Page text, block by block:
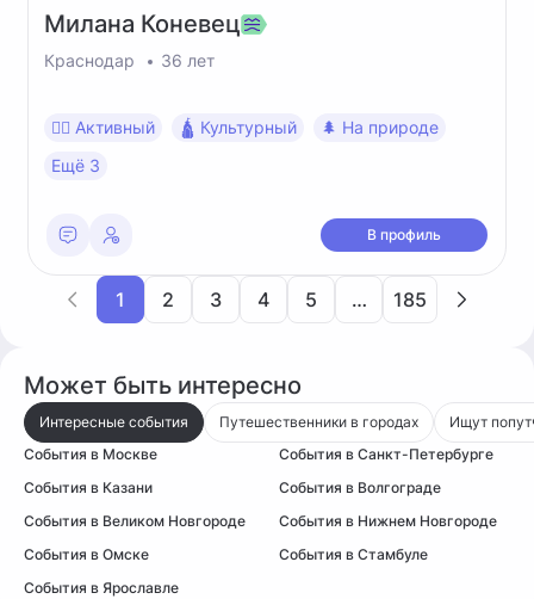
Милана Коневец
Краснодар 36 лет
🧍‍♀️ Активный 🛕 Культурный
🌲 На природе
Ещё 3
В профиль
1 2 3 4 5 … 185
Может быть интересно
Интересные события Путешественники в городах
Ищут
События в Москве
События в Санкт-Петербурге
События в Казани
События в Волгограде
События в Великом Новгороде
События в Нижнем Новгороде
События в Омске
События в Стамбуле
События в Ярославле